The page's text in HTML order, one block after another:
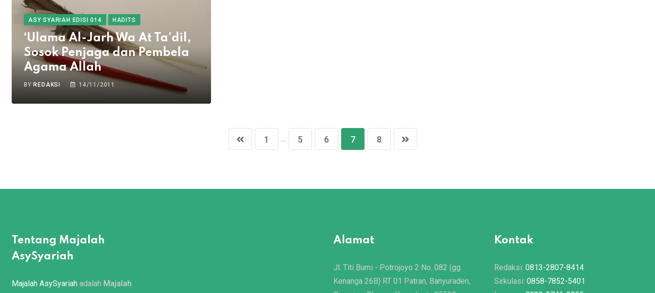
ASY SYARIAH EDISI 014 HADITS
‘Ulama Al-Jarh Wa At Ta’dil,
Sosok Penjaga dan Pembela
Agama Allah
BY REDAKSI 14/11/2011
1 5 6 7 8
Tentang Majalah
AsySyariah
Majalah AsySyariah adalah Majalah
Alamat
Jl. Titi Bumi - Potrojoyo 2 No. 082 (gg.
Kenanga 26B) RT 01 Patran, Banyuraden,
Kontak
Redaksi: 0813-2807-8414
Sirkulasi: 0858-7852-5401